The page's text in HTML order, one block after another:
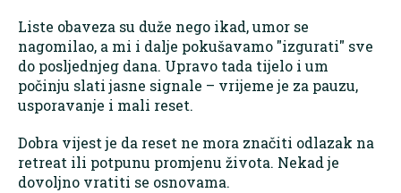
Liste obaveza su duže nego ikad, umor se
nagomilao, a mi i dalje pokušavamo "izgurati" sve
do posljednjeg dana. Upravo tada tijelo i um
počinju slati jasne signale – vrijeme je za pauzu,
usporavanje i mali reset.
Dobra vijest je da reset ne mora značiti odlazak na
retreat ili potpunu promjenu života. Nekad je
dovoljno vratiti se osnovama.